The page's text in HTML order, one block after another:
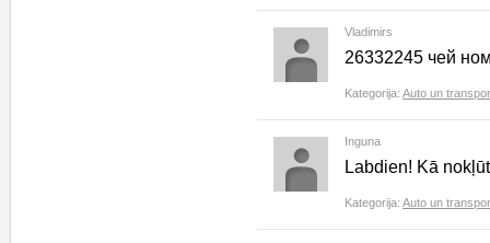
Vladimirs
26332245 чей
Kategorija: Auto un
Inguna
Labdien! Kā
Kategorija: Auto un